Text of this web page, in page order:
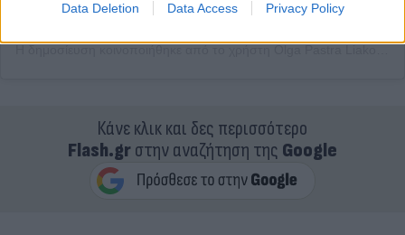
Data Deletion Data Access Privacy Policy
Κάνε κλικ και δες περισσότερο
Flash.grστην αναζήτηση της Google